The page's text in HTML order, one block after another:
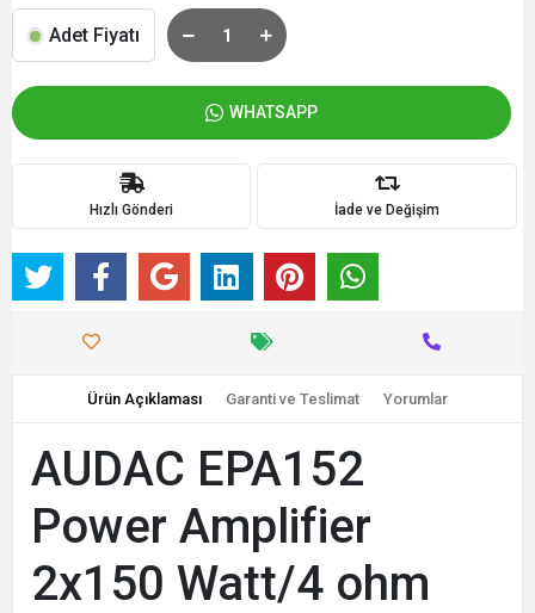
Adet Fiyatı
WHATSAPP
Hızlı Gönderi İade ve Değişim
Ürün Açıklaması Garanti ve Teslimat Yorumlar
AUDAC EPA152
Power Amplifier
2x150 Watt/4 ohm